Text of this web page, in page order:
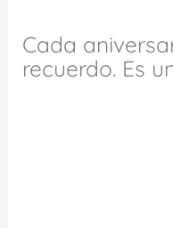
Cada
recuerdo. Es